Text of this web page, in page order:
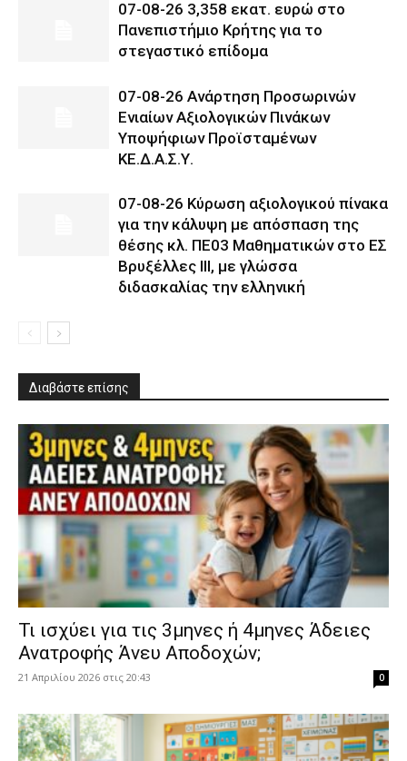
07-08-26 3,358 εκατ. ευρώ στο
Πανεπιστήμιο Κρήτης για το
στεγαστικό επίδομα
07-08-26 Ανάρτηση Προσωρινών
Ενιαίων Αξιολογικών Πινάκων
Υποψήφιων Προϊσταμένων
ΚΕ.Δ.Α.Σ.Υ.
07-08-26 Κύρωση αξιολογικού πίνακα
για την κάλυψη με απόσπαση της
θέσης κλ. ΠΕ03 Μαθηματικών στο ΕΣ
Βρυξέλλες ΙΙΙ, με γλώσσα
διδασκαλίας την ελληνική
Διαβάστε επίσης
​Τι ισχύει για τις 3μηνες ή 4μηνες Άδειες
Ανατροφής Άνευ Αποδοχών;
21 Απριλίου 2026 στις 20:43 0